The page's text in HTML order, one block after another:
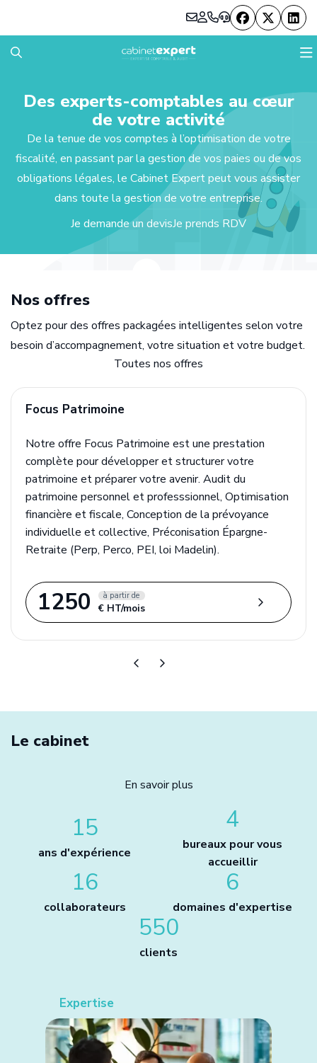
Notre histoire
Nos bureaux
Notre équipe
Vos outils compta
Vos témoignages
Notre blog
NOS EXPERTISES
Comptabilité et Fiscalité
Audit et commissariat aux comptes
Patrimoine
Juridique d’entreprise
NOS OFFRES
Focus Patrimoine
Création d’entreprise
Essentiel compta
NOS RESSOURCES
French Business News
Guide de la création d'entreprise
Guide de la gestion de patrimoine
Guide pratique de la Facturation Électronique
Échéancier
Simulateurs
Recherche
Demande de devis
Des experts-comptables au cœur
de votre activité
De la tenue de vos comptes à l’optimisation de votre
fiscalité, en passant par la gestion de vos paies ou de vos
obligations légales, le Cabinet Expert peut vous assister
dans toute la gestion de votre entreprise.
Je demande un devisJe prends RDV
Nos offres
Optez pour des offres packagées intelligentes selon votre
besoin d’accompagnement, votre situation et votre budget.
Toutes nos offres
Focus Patrimoine
Notre offre Focus Patrimoine est une prestation
complète pour développer et structurer votre
patrimoine et préparer votre avenir. Audit du
patrimoine personnel et professsionnel, Optimisation
financière et fiscale, Conception de la prévoyance
individuelle et collective, Préconisation Épargne-
Retraite (Perp, Perco, PEI, loi Madelin).
à partir de
1250 € HT/mois
Le cabinet
En savoir plus
15
ans d'expérience
4
bureaux pour vous
accueillir
16
collaborateurs
6
domaines d'expertise
550
clients
Expertise